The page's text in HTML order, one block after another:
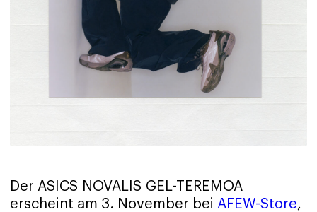
Der ASICS NOVALIS GEL-TEREMOA
erscheint am 3. November bei AFEW-Store,